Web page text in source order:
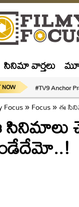
సినిమా వార్తలు
NOW #TV9 Anchor
Focus»Focus»ఈ